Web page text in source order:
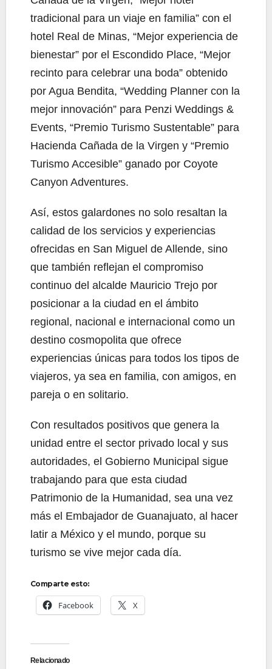
tradicional para un viaje en familia” con el
hotel Real de Minas, “Mejor experiencia de
bienestar” por el Escondido Place, “Mejor
recinto para celebrar una boda” obtenido
por Agua Bendita, “Wedding Planner con la
mejor innovación” para Penzi Weddings &
Events, “Premio Turismo Sustentable” para
Hacienda Cañada de la Virgen y “Premio
Turismo Accesible” ganado por Coyote
Canyon Adventures.
Así, estos galardones no solo resaltan la
calidad de los servicios y experiencias
ofrecidas en San Miguel de Allende, sino
que también reflejan el compromiso
continuo del alcalde Mauricio Trejo por
posicionar a la ciudad en el ámbito
regional, nacional e internacional como un
destino cosmopolita que ofrece
experiencias únicas para todos los tipos de
viajeros, ya sea en familia, con amigos, en
pareja o en solitario.
Con resultados positivos que genera la
unidad entre el sector privado local y sus
autoridades, el Gobierno Municipal sigue
trabajando para que esta ciudad
Patrimonio de la Humanidad, sea una vez
más el Embajador de Guanajuato, al hacer
latir a México y el mundo, porque su
turismo se vive mejor cada día.
Comparte esto:
Facebook X
Relacionado